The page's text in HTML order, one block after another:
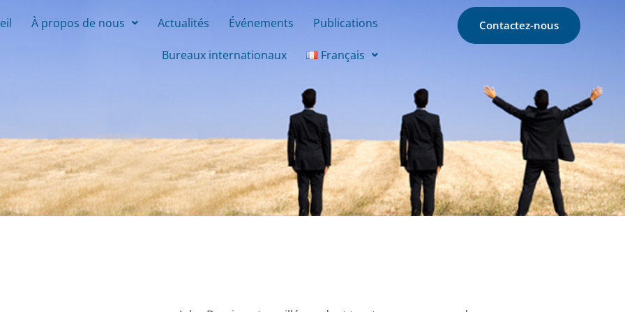
À propos de nous Actualités Événements Publications
Bureaux internationaux Français
Contactez-nous